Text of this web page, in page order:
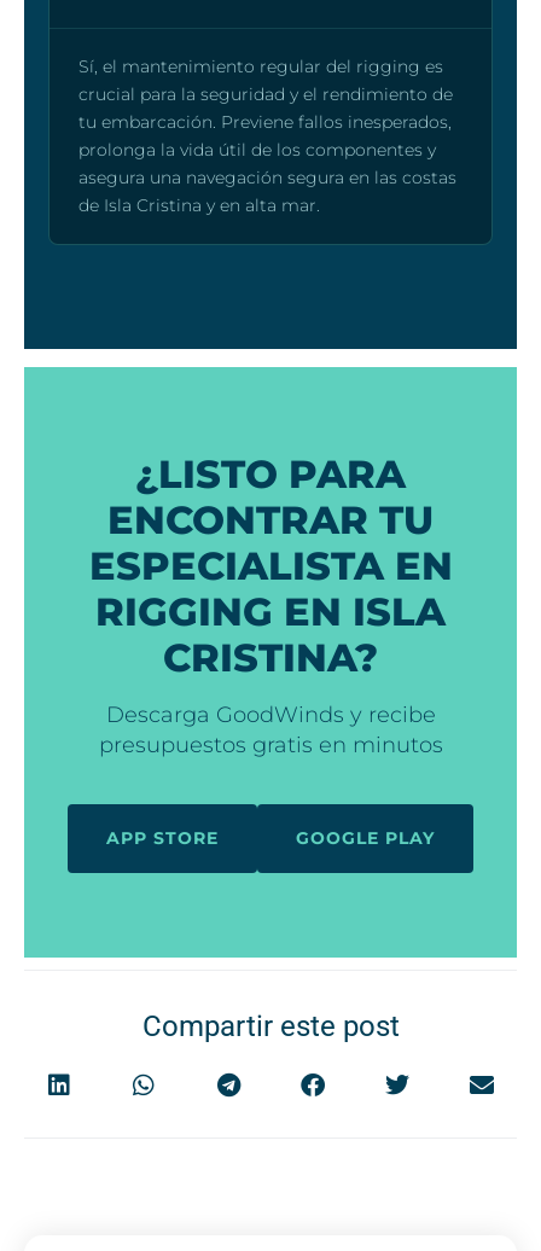
Sí, el mantenimiento regular del rigging es
crucial para la seguridad y el rendimiento de
tu embarcación. Previene fallos inesperados,
prolonga la vida útil de los componentes y
asegura una navegación segura en las costas
de Isla Cristina y en alta mar.
¿LISTO PARA
ENCONTRAR TU
ESPECIALISTA EN
RIGGING EN ISLA
CRISTINA?
Descarga GoodWinds y recibe
presupuestos gratis en minutos
APP STORE GOOGLE PLAY
Compartir este post